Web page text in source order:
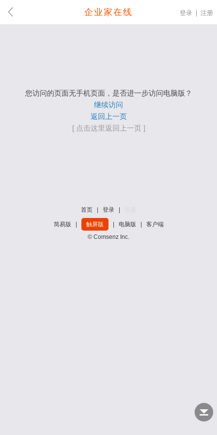
企业家在线 登录 注册
您访问的页面无手机页面，是否进一步访问电脑版？
继续访问
返回上一页
[ 点击这里返回上一页 ]
首页 登录
简易版 触屏版 电脑版
客户端
© Comsenz Inc.